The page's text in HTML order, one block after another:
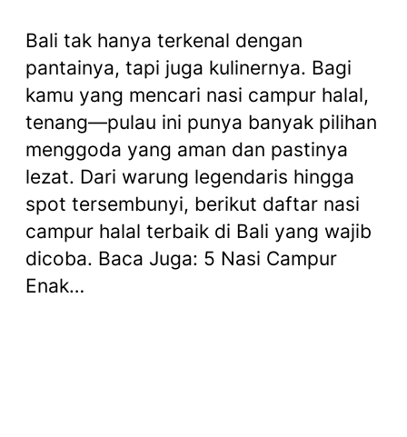
Bali tak hanya terkenal dengan
pantainya, tapi juga kulinernya. Bagi
kamu yang mencari nasi campur halal,
tenang—pulau ini punya banyak pilihan
menggoda yang aman dan pastinya
lezat. Dari warung legendaris hingga
spot tersembunyi, berikut daftar nasi
campur halal terbaik di Bali yang wajib
dicoba. Baca Juga: 5 Nasi Campur
Enak…